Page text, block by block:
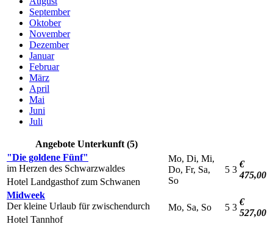
September
Oktober
November
Dezember
Januar
Februar
März
April
Mai
Juni
Juli
Angebote Unterkunft (5)
"Die goldene Fünf"
im Herzen des Schwarzwaldes
Hotel Landgasthof zum Schwanen
Mo, Di, Mi,
Do, Fr, Sa,
So
5 3
€
475,00
Midweek
Der kleine Urlaub für zwischendurch
Hotel Tannhof
Mo, Sa, So 5 3
€
527,00